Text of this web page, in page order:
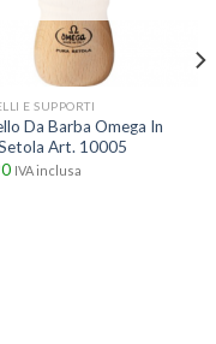
E SUPPORTI
Da Barba Omega In
Art. 10005
IVA inclusa